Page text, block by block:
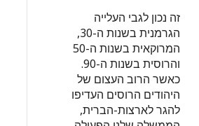
זה נכון לגבי העלייה
הגרמנית בשנות ה-30,
המרוקאית בשנות ה-50
והרוסית בשנות ה-90.
כאשר הרוב העצום של
היהודים הרוסים העדיפו
להגר לארצות-הברית,